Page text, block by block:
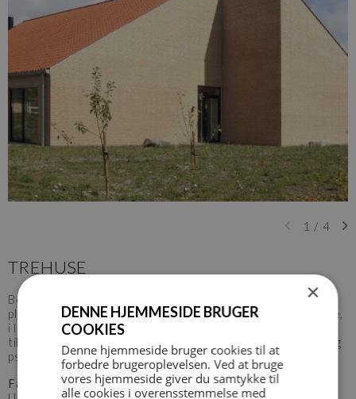
1 / 4
TREHUSE
Bofællesskabet i Høje Tåstrup er et botilbud med
plejepersonale til både fysisk og psykisk funktionshæmmede,
i let til svær grad. 12 boliger på i alt 952 m2 danner
tilsammen et nyt hjem for 12 personer med nedsat fysisk og
psykisk funktionsevne.
Familien du vælger til
×
DENNE HJEMMESIDE BRUGER
COOKIES
Denne hjemmeside bruger cookies til at
forbedre brugeroplevelsen. Ved at bruge
vores hjemmeside giver du samtykke til
alle cookies i overensstemmelse med